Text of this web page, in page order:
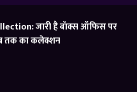
जारी है बॉक्स ऑफिस पर
तक का कलेक्शन